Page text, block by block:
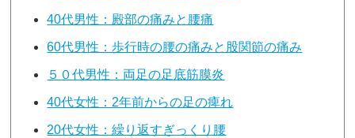
40代男性：殿部の痛みと腰痛
60代男性：歩行時の腰の痛みと股関節の痛み
５０代男性：両足の足底筋膜炎
40代女性：2年前からの足の痺れ
20代女性：繰り返すぎっくり腰